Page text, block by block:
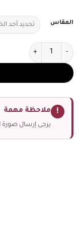
المقاس
كمية فستان سهرة بني
! ملاحظة مهمة
يرجى إرسال صورة